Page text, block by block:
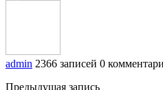
admin 2366 записей 0
Предыдущая запись